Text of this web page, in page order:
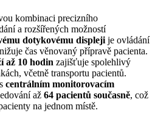
kombinaci precizního
a rozšířených možností
dotykovému displeji je ovládání
čas věnovaný přípravě pacienta.
až 10 hodin zajišťuje spolehlivý
včetně transportu pacientů.
centrálním monitorovacím
až 64 pacientů současně, což
na jednom místě.